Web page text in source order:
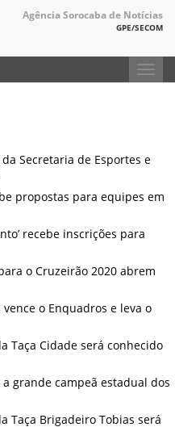
Agência Sorocaba de Notícias
GPE/SECOM
Secretaria de Esportes e
propostas para equipes em
recebe inscrições para
o Cruzeirão 2020 abrem
vence o Enquadros e leva o
Taça Cidade será conhecido
a grande campeã estadual dos
Taça Brigadeiro Tobias será